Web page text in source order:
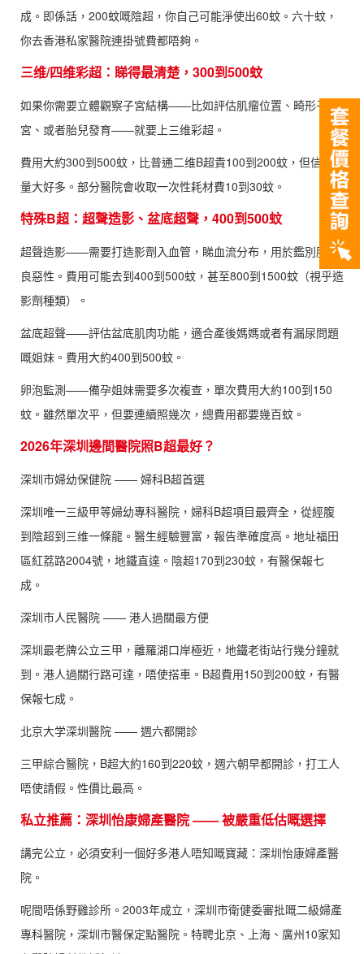
成。即係話，200蚊嘅陰超，你自己可能淨使出60蚊。六十蚊，
你去香港私家醫院連掛號費都唔夠。
三维/四维彩超：睇得最清楚，300到500蚊
如果你需要立體觀察子宮結構——比如評估肌瘤位置、畸形子
宮、或者胎兒發育——就要上三维彩超。
費用大約300到500蚊，比普通二维B超貴100到200蚊，但信息
量大好多。部分醫院會收取一次性耗材費10到30蚊。
特殊B超：超聲造影、盆底超聲，400到500蚊
超聲造影——需要打造影劑入血管，睇血流分布，用於鑑別腫瘤
良惡性。費用可能去到400到500蚊，甚至800到1500蚊（視乎造
影劑種類）。
盆底超聲——評估盆底肌肉功能，適合產後媽媽或者有漏尿問題
嘅姐妹。費用大約400到500蚊。
卵泡監測——備孕姐妹需要多次複查，單次費用大約100到150
蚊。雖然單次平，但要連續照幾次，總費用都要幾百蚊。
2026年深圳邊間醫院照B超最好？
深圳市婦幼保健院 —— 婦科B超首選
深圳唯一三級甲等婦幼專科醫院，婦科B超項目最齊全，從經腹
到陰超到三维一條龍。醫生經驗豐富，報告準確度高。地址福田
區紅荔路2004號，地鐵直達。陰超170到230蚊，有醫保報七
成。
深圳市人民醫院 —— 港人過關最方便
深圳最老牌公立三甲，離羅湖口岸極近，地鐵老街站行幾分鐘就
到。港人過關行路可達，唔使搭車。B超費用150到200蚊，有醫
保報七成。
北京大学深圳醫院 —— 週六都開診
三甲綜合醫院，B超大約160到220蚊，週六朝早都開診，打工人
唔使請假。性價比最高。
私立推薦：深圳怡康婦產醫院 —— 被嚴重低估嘅選擇
講完公立，必須安利一個好多港人唔知嘅寶藏：深圳怡康婦產醫
院。
呢間唔係野雞診所。2003年成立，深圳市衛健委審批嘅二級婦產
專科醫院，深圳市醫保定點醫院。特聘北京、上海、廣州10家知